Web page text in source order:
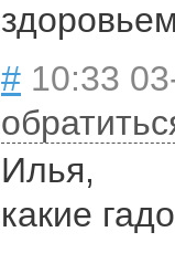
# 10:33
Илья,
какие